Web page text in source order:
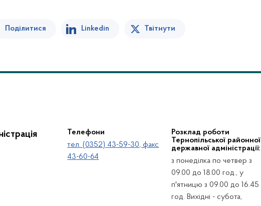
Поділитися Linkedin Твітнути
Телефони
тел. (0352) 43-59-30, факс
43-60-64
Розклад роботи
Тернопільської районної
державної адміністрації:
з понеділка по четвер з
09.00 до 18.00 год., у
п'ятницю з 09.00 до 16.45
год. Вихідні - субота,